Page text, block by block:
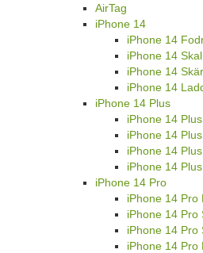
AirTag
iPhone 14
iPhone 14
iPhone 14 Skal
iPhone 14
iPhone 14
iPhone 14 Plus
iPhone 14
iPhone 14
iPhone 14
iPhone 14
iPhone 14 Pro
iPhone 14 Pro
iPhone 14 Pro
iPhone 14 Pro
iPhone 14 Pro